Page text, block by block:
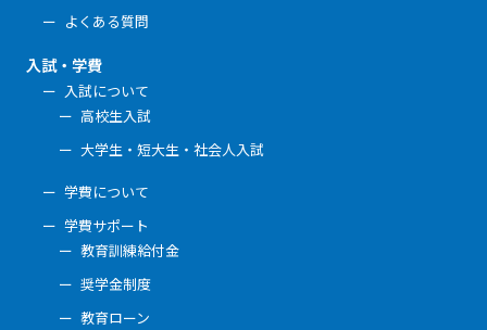
よくある質問
入試・学費
入試について
高校生入試
大学生・短大生・社会人入試
学費について
学費サポート
教育訓練給付金
奨学金制度
教育ローン